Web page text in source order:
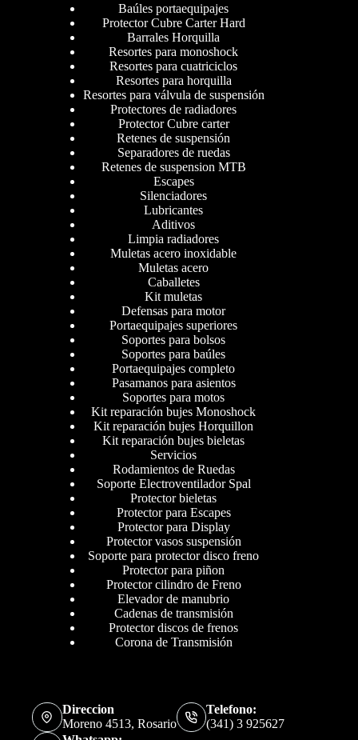
Baúles portaequipajes
Protector Cubre Carter Hard
Barrales Horquilla
Resortes para monoshock
Resortes para cuatriciclos
Resortes para horquilla
Resortes para válvula de suspensión
Protectores de radiadores
Protector Cubre carter
Retenes de suspensión
Separadores de ruedas
Retenes de suspension MTB
Escapes
Silenciadores
Lubricantes
Aditivos
Limpia radiadores
Muletas acero inoxidable
Muletas acero
Caballetes
Kit muletas
Defensas para motor
Portaequipajes superiores
Soportes para bolsos
Soportes para baúles
Portaequipajes completo
Pasamanos para asientos
Soportes para motos
Kit reparación bujes Monoshock
Kit reparación bujes Horquillon
Kit reparación bujes bieletas
Servicios
Rodamientos de Ruedas
Soporte Electroventilador Spal
Protector bieletas
Protector para Escapes
Protector para Display
Protector vasos suspensión
Soporte para protector disco freno
Protector para piñon
Protector cilindro de Freno
Elevador de manubrio
Cadenas de transmisión
Protector discos de frenos
Corona de Transmisión
Direccion
Moreno 4513, Rosario
Telefono:
(341) 3 925627